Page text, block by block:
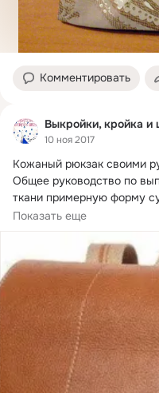
Комментировать
Выкройки, кройка
10 ноя 2017
Кожаный рюкзак своими
Общее руководство по
ткани примерную форму
подготовленные...
Показать еще